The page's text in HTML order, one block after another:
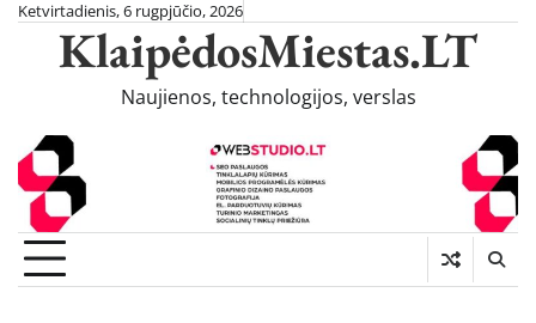
Skip
content
Ketvirtadienis, 6 rugpjūčio, 2026
KlaipėdosMiestas.LT
Naujienos, technologijos, verslas